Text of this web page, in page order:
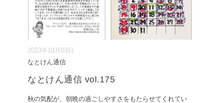
2023年10月03日
なとけん通信
なとけん通信 vol.175
秋の気配が、朝晩の過ごしやすさをもたらせてくれてい